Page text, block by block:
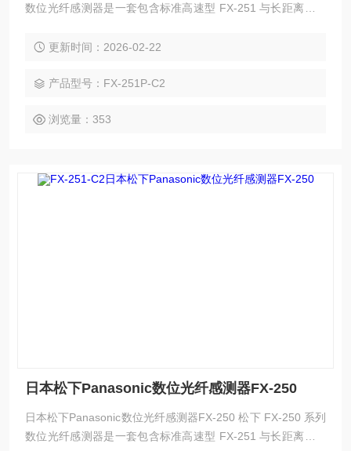
数位光纤感测器是一套包含标准高速型 FX-251 与长距离型 F
型、连接器型等全系列衍生型号，以超小体积、OLED 高清显
心优势。
更新时间：2026-02-22
产品型号：FX-251P-C2
浏览量：353
日本松下Panasonic数位光纤感测器FX-250
日本松下Panasonic数位光纤感测器FX-250 松下 FX-250 系列
数位光纤感测器是一套包含标准高速型 FX-251 与长距离型 F